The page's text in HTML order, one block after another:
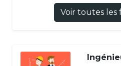
Voir toutes les